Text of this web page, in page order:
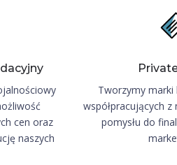
cen oraz
naszych
Tworzymy marki
współpracujących
pomysłu do